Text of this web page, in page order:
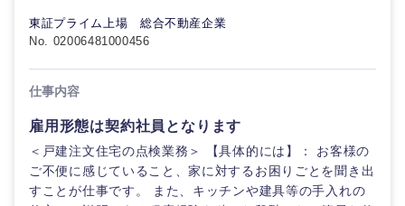
東証プライム上場 総合不動産企業
No. 02006481000456
仕事内容
雇用形態は契約社員となります
＜戸建注文住宅の点検業務＞ 【具体的には】： お客様の
ご不便に感じていること、家に対するお困りごとを聞き出
すことが仕事です。 また、キッチンや建具等の手入れの